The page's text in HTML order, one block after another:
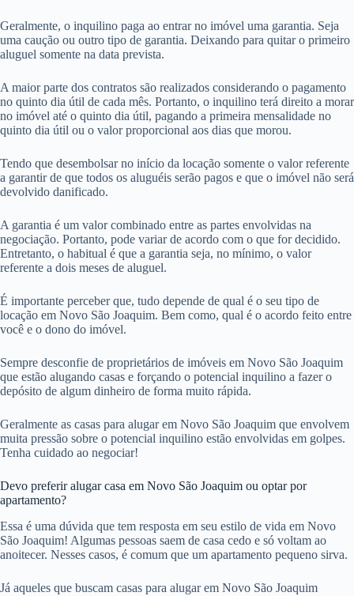
Geralmente, o inquilino paga ao entrar no imóvel uma garantia. Seja
uma caução ou outro tipo de garantia. Deixando para quitar o primeiro
aluguel somente na data prevista.
A maior parte dos contratos são realizados considerando o pagamento
no quinto dia útil de cada mês. Portanto, o inquilino terá direito a morar
no imóvel até o quinto dia útil, pagando a primeira mensalidade no
quinto dia útil ou o valor proporcional aos dias que morou.
Tendo que desembolsar no início da locação somente o valor referente
a garantir de que todos os aluguéis serão pagos e que o imóvel não será
devolvido danificado.
A garantia é um valor combinado entre as partes envolvidas na
negociação. Portanto, pode variar de acordo com o que for decidido.
Entretanto, o habitual é que a garantia seja, no mínimo, o valor
referente a dois meses de aluguel.
É importante perceber que, tudo depende de qual é o seu tipo de
locação em Novo São Joaquim. Bem como, qual é o acordo feito entre
você e o dono do imóvel.
Sempre desconfie de proprietários de imóveis em Novo São Joaquim
que estão alugando casas e forçando o potencial inquilino a fazer o
depósito de algum dinheiro de forma muito rápida.
Geralmente as casas para alugar em Novo São Joaquim que envolvem
muita pressão sobre o potencial inquilino estão envolvidas em golpes.
Tenha cuidado ao negociar!
Devo preferir alugar casa em Novo São Joaquim ou optar por
apartamento?
Essa é uma dúvida que tem resposta em seu estilo de vida em Novo
São Joaquim! Algumas pessoas saem de casa cedo e só voltam ao
anoitecer. Nesses casos, é comum que um apartamento pequeno sirva.
Já aqueles que buscam casas para alugar em Novo São Joaquim